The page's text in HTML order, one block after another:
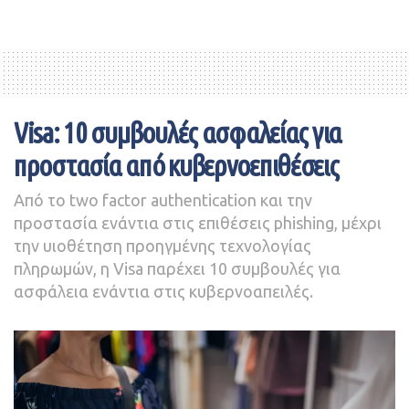
Startupper.gr
Visa: 10 συμβουλές ασφαλείας για
προστασία από κυβερνοεπιθέσεις
Από το two factor authentication και την
προστασία ενάντια στις επιθέσεις phishing, μέχρι
την υιοθέτηση προηγμένης τεχνολογίας
πληρωμών, η Visa παρέχει 10 συμβουλές για
ασφάλεια ενάντια στις κυβερνοαπειλές.